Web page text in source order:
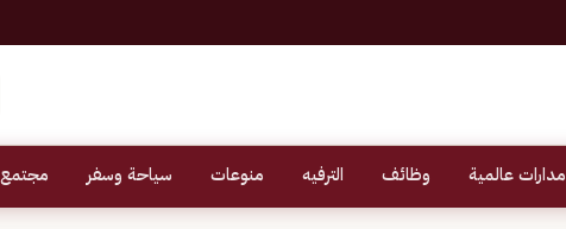
مدارات عالمية وظائف الترفيه منوعات سياحة وسفر مجتمع